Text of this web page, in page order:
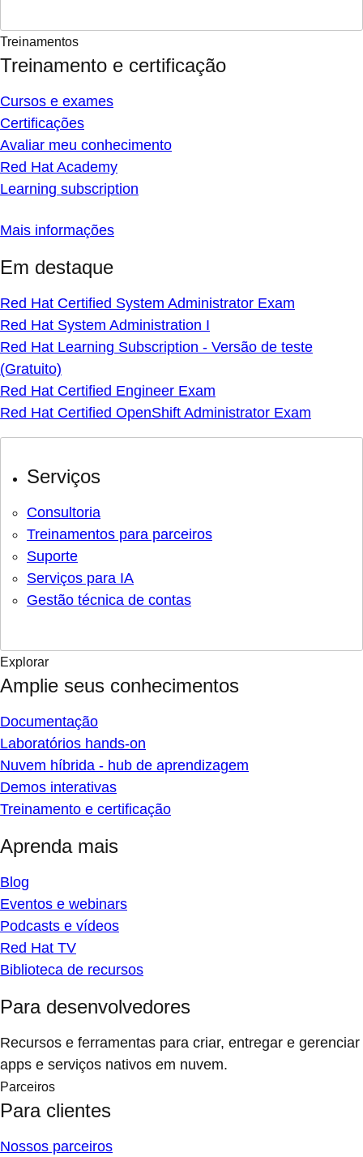
Treinamentos
Treinamento e certificação
Cursos e exames
Certificações
Avaliar meu conhecimento
Red Hat Academy
Learning subscription
Mais informações
Em destaque
Red Hat Certified System Administrator Exam
Red Hat System Administration I
Red Hat Learning Subscription - Versão de teste
(Gratuito)
Red Hat Certified Engineer Exam
Red Hat Certified OpenShift Administrator Exam
Serviços
Consultoria
Treinamentos para parceiros
Suporte
Serviços para IA
Gestão técnica de contas
Explorar
Amplie seus conhecimentos
Documentação
Laboratórios hands-on
Nuvem híbrida - hub de aprendizagem
Demos interativas
Treinamento e certificação
Aprenda mais
Blog
Eventos e webinars
Podcasts e vídeos
Red Hat TV
Biblioteca de recursos
Para desenvolvedores
Recursos e ferramentas para criar, entregar e gerenciar
apps e serviços nativos em nuvem.
Parceiros
Para clientes
Nossos parceiros